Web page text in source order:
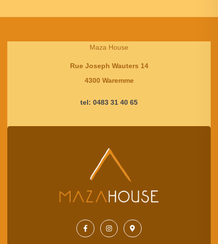
Maza House
Rue Joseph Wauters 14
4300 Waremme
tel: 0483 31 40 65